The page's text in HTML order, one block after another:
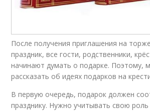
После получения приглашения на
праздник, все гости, родственники,
начинают думать о подарке. Поэтому,
рассказать об идеях подарков на
В первую очередь, подарок должен
празднику. Нужно учитывать свою